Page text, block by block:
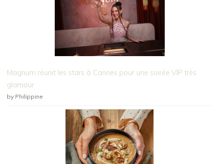
Magnum réunit les stars à Cannes pour une soirée VIP très
glamour
by Philippine